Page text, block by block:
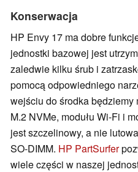
Konserwacja
HP Envy 17 ma dobre
jednostki bazowej jest
zaledwie kilku śrub i
pomocą odpowiedniego
wejściu do środka
M.2 NVMe, modułu Wi-Fi i
jest szczelinowy, a nie
SO-DIMM. HP PartSurfer
wiele części w naszej